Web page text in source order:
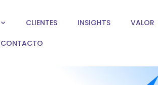
CLIENTES INSIGHTS VALOR
CONTACTO